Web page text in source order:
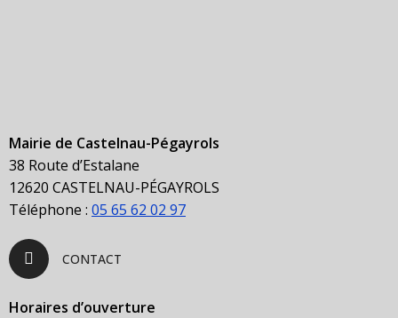
Mairie de Castelnau-Pégayrols
38 Route d’Estalane
12620 CASTELNAU-PÉGAYROLS
Téléphone : 05 65 62 02 97
CONTACT
Horaires d’ouverture